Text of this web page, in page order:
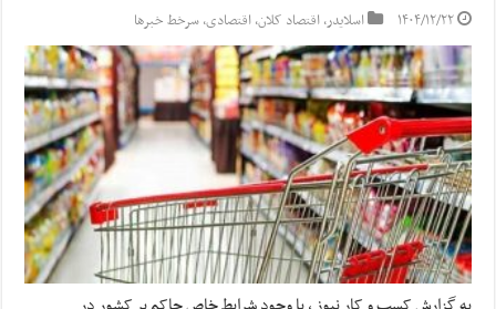
۱۴۰۴/۱۲/۲۲ اسلایدر,اقتصاد کلان,اقتصادی,سرخط خبرها